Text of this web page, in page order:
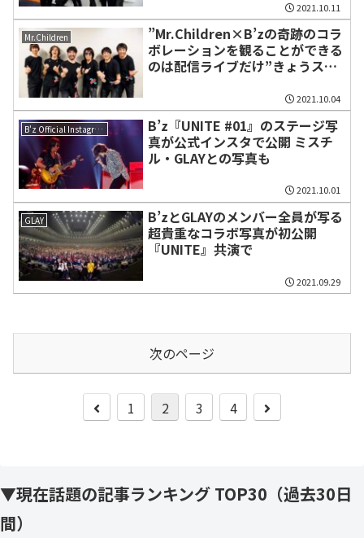
2021.10.11
Mr.Children
”Mr.Children×B’zの奇跡のコラ
ボレーションを観ることができる
のは配信ライブだけ”きょうスタ
2021.10.04
B'z Official Instagram
B’z『UNITE #01』のステージ写
真が公式インスタで公開 ミスチ
ル・GLAYとの写真も
2021.10.01
GLAY
B’zとGLAYのメンバー全員が写る
超貴重なコラボ写真が初公開
『UNITE』共演で
2021.09.29
次のページ
前
1 2 3 4
次
▼現在話題の記事ランキング TOP30（過去30日
間）